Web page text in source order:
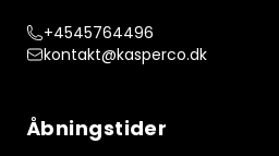
+4545764496
kontakt@kasperco.dk
Åbningstider